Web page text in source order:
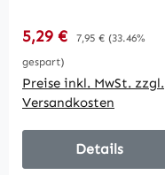
IP55
Verkaufspreis:
5,29 € Regulärer Preis:
7,95 € (33.46%
gespart)
Preise inkl. MwSt. zzgl.
Versandkosten
Details